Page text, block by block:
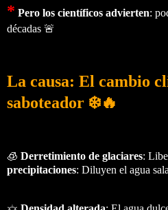
* Pero los científicos advierten:
décadas 🚨
La causa: El cambio
saboteador ❄️🔥
🧊 Derretimiento de glaciares:
precipitaciones: Diluyen el agua